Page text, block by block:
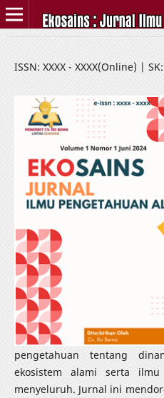
ISSN: XXXX - XXXX(Online) |
pengetahuan tentang
ekosistem alami serta
menyeluruh. Jurnal ini